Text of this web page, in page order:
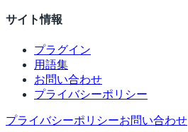
サイト情報
プラグイン
用語集
お問い合わせ
プライバシーポリシー
プライバシーポリシーお問い合わせ